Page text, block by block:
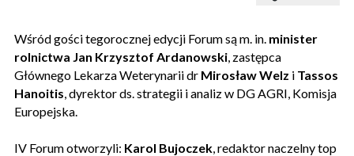
Wśród gości tegorocznej edycji Forum są m. in. minister
rolnictwa Jan Krzysztof Ardanowski , zastępca
Głównego Lekarza Weterynarii dr Mirosław Welz i Tassos
Hanoitis , dyrektor ds. strategii i analiz w DG AGRI, Komisja
Europejska.
IV Forum otworzyli: Karol Bujoczek , redaktor naczelny top